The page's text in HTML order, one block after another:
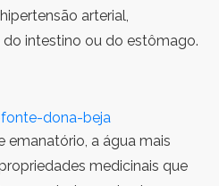
arterial,
intestino ou do estômago.
emanatório, a água mais
medicinais que